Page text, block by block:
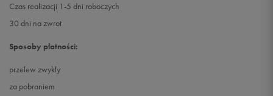
Czas realizacji 1-5 dni roboczych
30 dni na zwrot
Sposoby płatności:
przelew zwykły
za pobraniem